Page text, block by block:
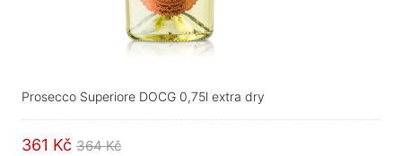
Prosecco Superiore DOCG 0,75l extra dry
361 Kč 364 Kč